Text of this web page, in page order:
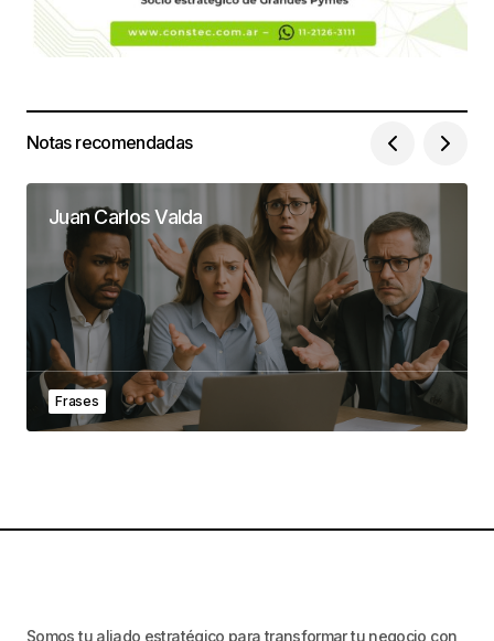
Notas recomendadas
Juan Carlos Valda
Frases
Somos tu aliado estratégico para transformar tu negocio con